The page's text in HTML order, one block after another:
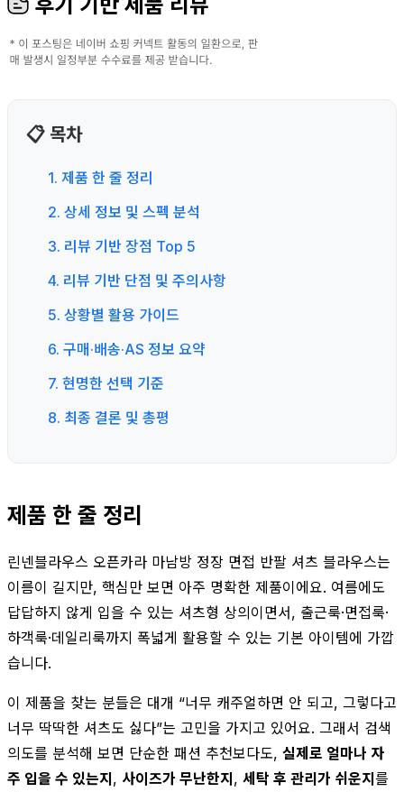
📋 목차
1. 제품 한 줄 정리
2. 상세 정보 및 스펙 분석
3. 리뷰 기반 장점 Top 5
4. 리뷰 기반 단점 및 주의사항
5. 상황별 활용 가이드
6. 구매·배송·AS 정보 요약
7. 현명한 선택 기준
8. 최종 결론 및 총평
제품 한 줄 정리
린넨블라우스 오픈카라 마남방 정장 면접 반팔 셔츠 블라우스는
이름이 길지만, 핵심만 보면 아주 명확한 제품이에요. 여름에도
답답하지 않게 입을 수 있는 셔츠형 상의이면서, 출근룩·면접룩·
하객룩·데일리룩까지 폭넓게 활용할 수 있는 기본 아이템에 가깝
습니다.
이 제품을 찾는 분들은 대개 “너무 캐주얼하면 안 되고, 그렇다고
너무 딱딱한 셔츠도 싫다”는 고민을 가지고 있어요. 그래서 검색
의도를 분석해 보면 단순한 패션 추천보다도, 실제로 얼마나 자
주 입을 수 있는지, 사이즈가 무난한지, 세탁 후 관리가 쉬운지를